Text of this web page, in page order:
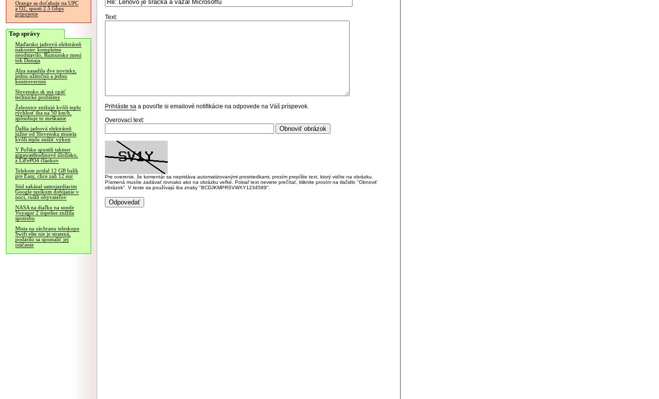
Orange sa doťahuje na UPC
a O2, spustí 2.5 Gbps
pripojenie
Top správy
Maďarsko jadrovú elektráreň
nakoniec kompletne
neodstavilo, Rumunsko mení
tok Dunaja
Alza nasadila dve novinky,
jednu užitočnú a jednu
kontroverznú
Slovensko.sk má opäť
technické problémy
Železnice znižujú kvôli teplu
rýchlosť iba na 50 km/h,
spôsobuje to meškanie
Ďalšia jadrová elektráreň
južne od Slovenska musela
kvôli teplu znížiť výkon
V Poľsku spustili takmer
gigawatthodinové úložisko,
z LiFePO4 článkov
Telekom pridal 12 GB balík
pre Easy, chce zaň 12 eur
Súd zakázal samojazdiacim
Google taxíkom dobíjanie v
noci, rušili obyvateľov
NASA na diaľku na sonde
Voyager 2 úspešne znížila
spotrebu
Misia na záchranu teleskopu
Swift ešte nie je stratená,
podarilo sa spomaliť jej
otáčanie
Text:
Prihláste sa a povoľte si emailové notifikácie na odpovede na Váš príspevok.
Overovací text:
Pre overenie, že komentár sa nepridáva automatizovanými prostriedkami, prosím prepíšte text, ktorý vidíte na obrázku.
Písmená musíte zadávať rovnako ako na obrázku veľké. Pokiaľ text neviete prečítať, kliknite prosím na tlačidlo "Obnoviť
obrázok". V texte sa používajú iba znaky "BCDJKMPRSVWXY1234589".